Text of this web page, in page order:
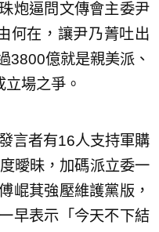
炮逼問文傳會主委尹
何在，讓尹乃菁吐出
3800億就是親美派、
場之爭。
言者有16人支持軍購
曖昧，加碼派立委一
崐萁強壓維護黨版，
早表示「今天不下結